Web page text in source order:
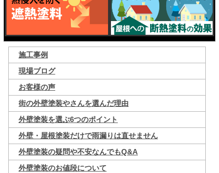
施工事例
現場ブログ
お客様の声
街の外壁塗装やさんを選んだ理由
外壁塗装を選ぶ6つのポイント
外壁・屋根塗装だけで雨漏りは直せません
外壁塗装の疑問や不安なんでもQ&A
外壁塗装のお値段について